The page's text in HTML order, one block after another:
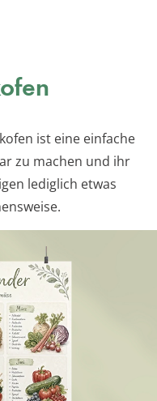
ist eine einfache
zu machen und ihr
lediglich etwas